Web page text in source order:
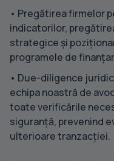
• Pregătirea firmelor
indicatorilor,
strategice și
programele de
• Due-diligence
echipa noastră de
toate verificările
siguranță, prevenind
ulterioare tranzacției.